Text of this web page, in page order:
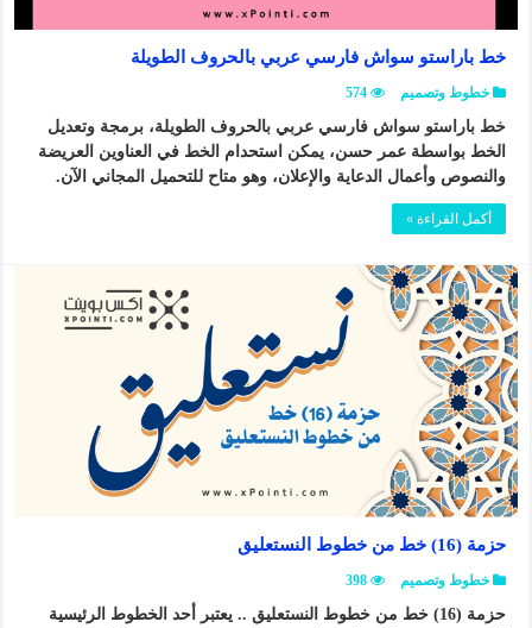
خط باراستو سواش فارسي عربي بالحروف الطويلة
خطوط وتصميم 574
خط باراستو سواش فارسي عربي بالحروف الطويلة، برمجة وتعديل
الخط بواسطة عمر حسن، يمكن استحدام الخط في العناوين العريضة
والنصوص وأعمال الدعاية والإعلان، وهو متاح للتحميل المجاني الآن.
أكمل القراءة »
حزمة (16) خط من خطوط النستعليق
خطوط وتصميم 398
حزمة (16) خط من خطوط النستعليق .. يعتبر أحد الخطوط الرئيسية